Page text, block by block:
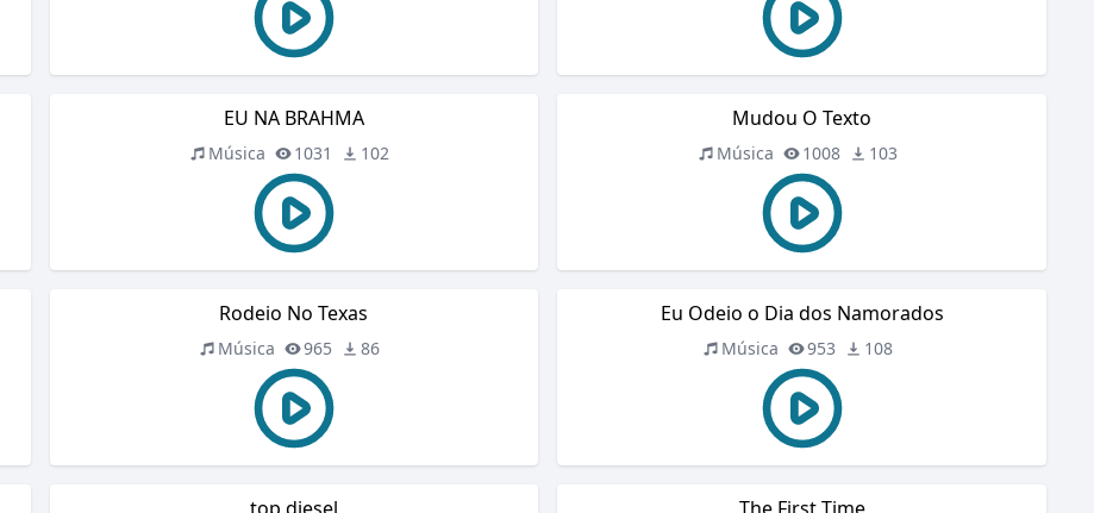
EU NA BRAHMA
Música 1031 102
Mudou O Texto
Música 1008 103
Rodeio No Texas
Música 965 86
Eu Odeio o Dia dos Namorados
Música 953 108